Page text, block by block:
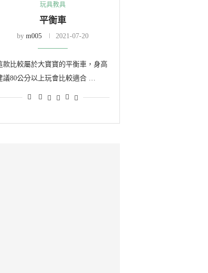
玩具教具
平衡車
by m005 2021-07-20
款比較屬於大寶寶的平衡車，身高
議80公分以上玩會比較適合 …